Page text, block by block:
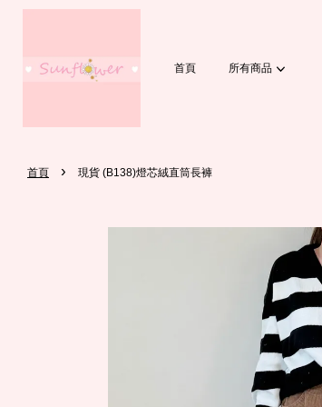
首頁 所有商品
首頁 › 現貨 (B138)燈芯絨直筒長褲